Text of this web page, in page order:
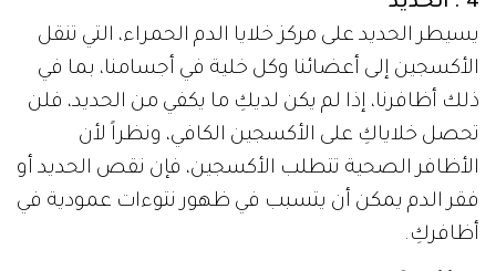
يسيطر الحديد على مركز خلايا الدم الحمراء، التي تنقل
الأكسجين إلى أعضائنا وكل خلية في أجسامنا، بما في
ذلك أظافرنا، إذا لم يكن لديكِ ما يكفي من الحديد، فلن
تحصل خلاياكِ على الأكسجين الكافي، ونظراً لأن
الأظافر الصحية تتطلب الأكسجين، فإن نقص الحديد أو
فقر الدم يمكن أن يتسبب في ظهور نتوءات عمودية في
أظافركِ.